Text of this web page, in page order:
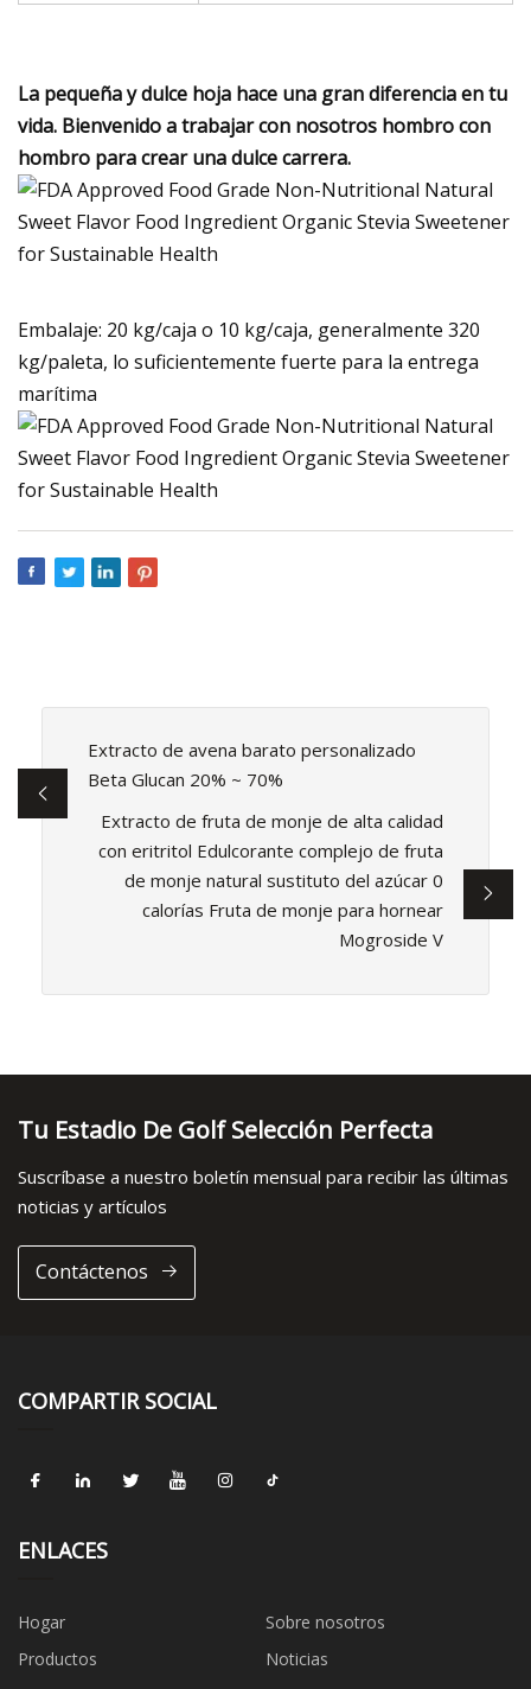
La pequeña y dulce hoja hace una gran diferencia en tu
vida. Bienvenido a trabajar con nosotros hombro con
hombro para crear una dulce carrera.
Embalaje: 20 kg/caja o 10 kg/caja, generalmente 320
kg/paleta, lo suficientemente fuerte para la entrega
marítima
Extracto de avena barato personalizado
Beta Glucan 20% ~ 70%
Extracto de fruta de monje de alta calidad
con eritritol Edulcorante complejo de fruta
de monje natural sustituto del azúcar 0
calorías Fruta de monje para hornear
Mogroside V
Tu Estadio De Golf Selección Perfecta
Suscríbase a nuestro boletín mensual para recibir las últimas
noticias y artículos
Contáctenos
COMPARTIR SOCIAL
ENLACES
Hogar
Sobre nosotros
Productos
Noticias